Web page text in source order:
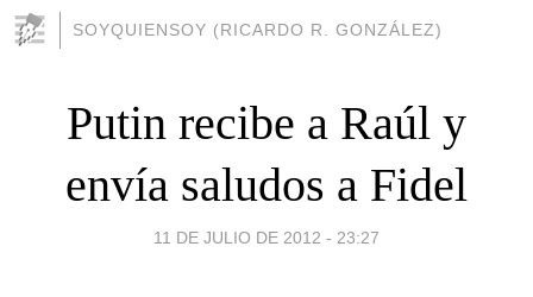
SOYQUIENSOY (RICARDO R. GONZÁLEZ)
Putin recibe a Raúl y
envía saludos a Fidel
11 DE JULIO DE 2012 - 23:27